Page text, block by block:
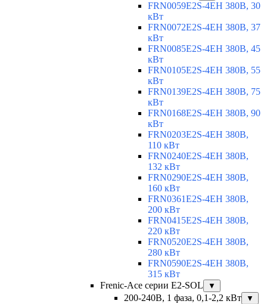
FRN0059E2S-4EH 380В, 30
кВт
FRN0072E2S-4EH 380В, 37
кВт
FRN0085E2S-4EH 380В, 45
кВт
FRN0105E2S-4EH 380В, 55
кВт
FRN0139E2S-4EH 380В, 75
кВт
FRN0168E2S-4EH 380В, 90
кВт
FRN0203E2S-4EH 380В,
110 кВт
FRN0240E2S-4EH 380В,
132 кВт
FRN0290E2S-4EH 380В,
160 кВт
FRN0361E2S-4EH 380В,
200 кВт
FRN0415E2S-4EH 380В,
220 кВт
FRN0520E2S-4EH 380В,
280 кВт
FRN0590E2S-4EH 380В,
315 кВт
Frenic-Ace серии E2-SOL
▼
200-240В, 1 фаза, 0,1-2,2 кВт ▼